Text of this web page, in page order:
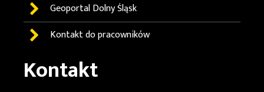
GeoportalDolny Śląsk
Kontakt do pracowników
Kontakt